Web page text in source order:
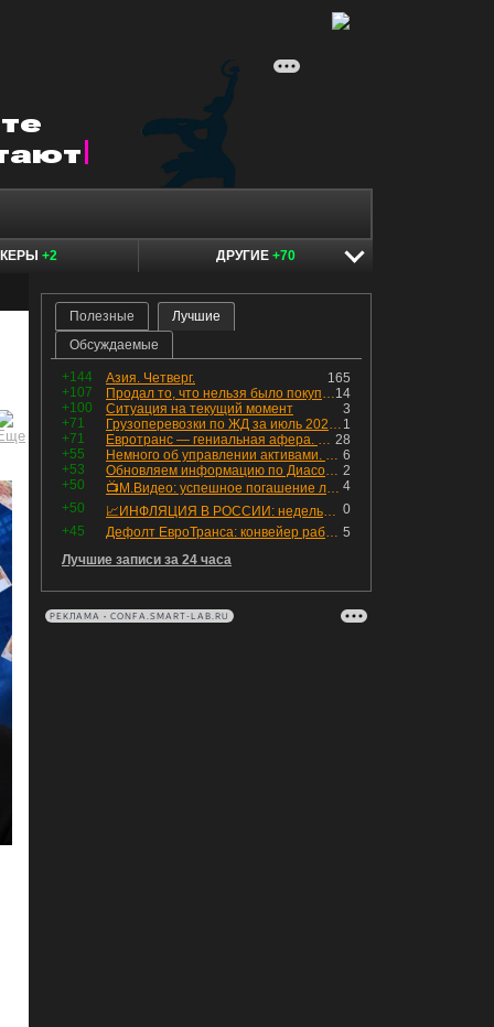
+2 ДРУГИЕ +70
Полезные
Лучшие
Обсуждаемые
+144 165
Азия. Четверг.
+107
14
Продал то, что нельзя было покупать. Изменения в портфеле
+100
3
Ситуация на текущий момент
+71
1
Грузоперевозки по ЖД за июль 2026 г. — четвёртый месяц подряд роста, чёрные металлы на уровне прошлого года, а каменный уголь в плюсе.
+71
28
Евротранс — гениальная афера. Собрал с инвесторов денег, выплатил дивидендов больше текущей капитализации и ушёл в дефолт
+55
6
Немного об управлении активами. Для заинтересованных
+53
2
Обновляем информацию по Диасофту: дивиденды и выкуп
+50
4
📺М.Видео: успешное погашение любимого флоатера
+50
0
📈ИНФЛЯЦИЯ В РОССИИ: недельная дефляция, но в годовом выражении рост 😢
+45
5
Дефолт ЕвроТранса: конвейер работает исправно
Лучшие записи за 24 часа
РЕКЛАМА • CONFA.SMART-LAB.RU